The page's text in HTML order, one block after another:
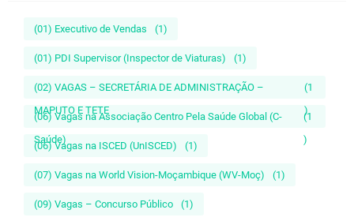
(01) Executivo de Vendas (1)
(01) PDI Supervisor (Inspector de Viaturas) (1)
(02) VAGAS – SECRETÁRIA DE ADMINISTRAÇÃO –
MAPUTO E TETE
(1
)
(06) Vagas na Associação Centro Pela Saúde Global (C-
Saúde)
(1
)
(06) Vagas na ISCED (UnISCED) (1)
(07) Vagas na World Vision-Moçambique (WV-Moç) (1)
(09) Vagas – Concurso Público (1)